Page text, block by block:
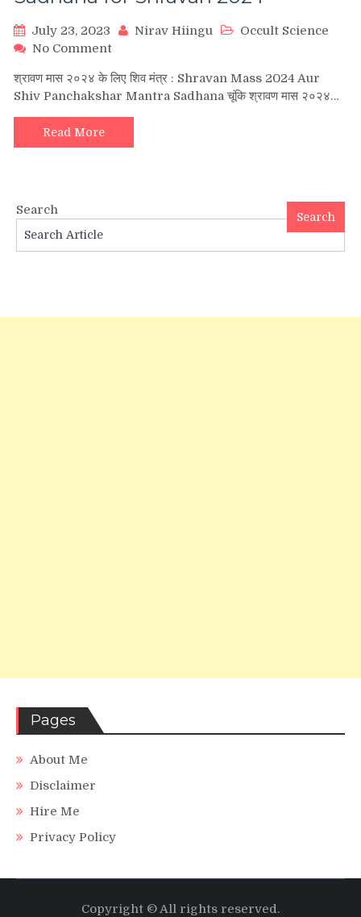
July 23, 2023 Nirav Hiingu
Occult Science
No Commenton
Panchakshar
Mantra
Sadhana
Shravan
श्रावण मास २०२४ के लिए शिव मंत्र : Shravan Mass 2024 Aur
Shiv Panchakshar Mantra Sadhana चूंकि श्रावण मास २०२४…
Read More
Search Search
Pages
About Me
Disclaimer
Hire Me
Privacy Policy
Copyright © All rights reserved.